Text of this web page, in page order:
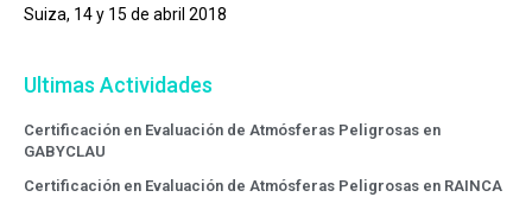
Suiza, 14 y 15 de abril 2018
Ultimas Actividades
Certificación en Evaluación de Atmósferas Peligrosas en
GABYCLAU
Certificación en Evaluación de Atmósferas Peligrosas en RAINCA